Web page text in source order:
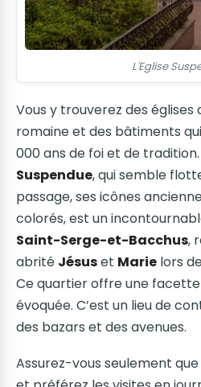
L'Eglise
Vous y trouverez des
romaine et des bâtiments
000 ans de foi et de
Suspendue, qui semble
passage, ses icônes
colorés, est un
Saint-Serge-et-Bacchus,
abrité Jésuset Marie lors
Ce quartier offre une
évoquée. C’est un lieu de
des bazars et des avenues.
Assurez-vous seulement